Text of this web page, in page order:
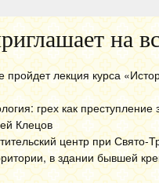
на
лекция курса
грех как преступление
Клецов
центр при Свято-
в здании бывшей